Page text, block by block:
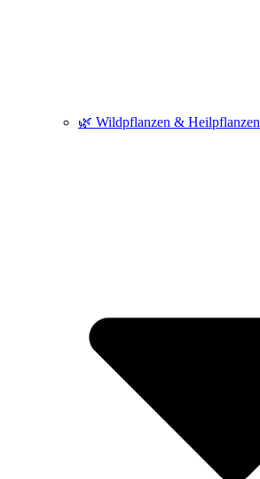
🌿 Wildpflanzen & Heilpflanzen